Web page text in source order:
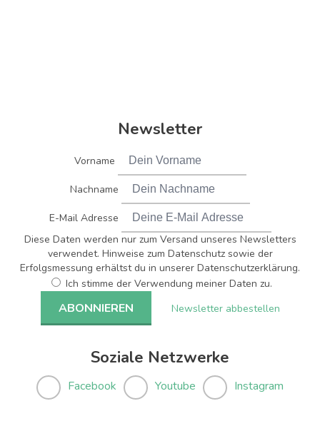
Newsletter
Vorname
Nachname
E-Mail Adresse
Diese Daten werden nur zum Versand unseres Newsletters
verwendet. Hinweise zum Datenschutz sowie der
Erfolgsmessung erhältst du in unserer Datenschutzerklärung.
Ich stimme der Verwendung meiner Daten zu.
Newsletter abbestellen
Soziale Netzwerke
Facebook Youtube Instagram